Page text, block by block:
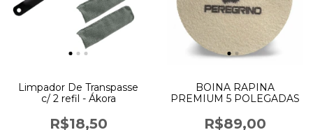
Limpador De Transpasse
c/ 2 refil - Ákora
R$18,50
BOINA RAPINA
PREMIUM 5 POLEGADAS
R$89,00